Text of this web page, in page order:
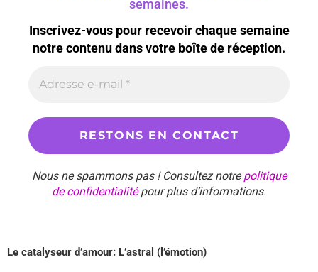
semaines.
Inscrivez-vous pour recevoir chaque semaine
notre contenu dans votre boîte de réception.
Nous ne spammons pas ! Consultez notrepolitique
de confidentialitépour plus d’informations.
Le catalyseur d’amour: L’astral (l’émotion)